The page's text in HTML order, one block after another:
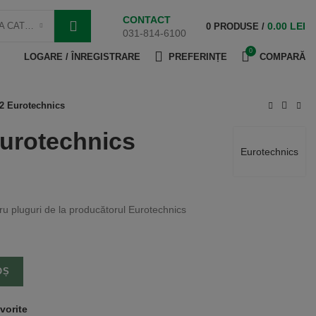
SELECTEAZA CATEGORIE
CONTACT
031-814-6100
0 PRODUSE / 0.00 LEI
LOGARE / ÎNREGISTRARE PREFERINȚE
0
COMPARĂ
Eurotechnics
Eurotechnics
pluguri de la producătorul Eurotechnics